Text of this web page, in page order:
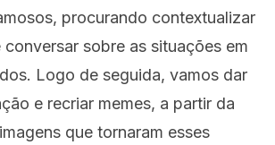
procurando contextualizar
conversar sobre as situações em
Logo de seguida, vamos dar
e recriar memes, a partir da
que tornaram esses